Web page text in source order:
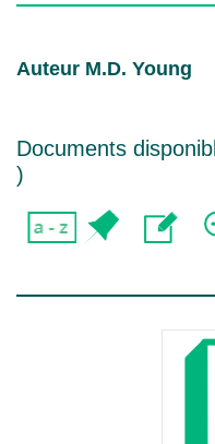
Auteur M.D. Young
Documents
)